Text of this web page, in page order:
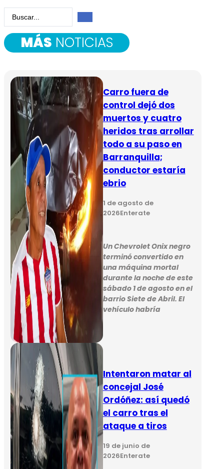
Search
MÁS NOTICIAS
Carro fuera de
control dejó dos
muertos y cuatro
heridos tras arrollar
todo a su paso en
Barranquilla;
conductor estaría
ebrio
1 de agosto de
2026Enterate
Un Chevrolet Onix negro
terminó convertido en
una máquina mortal
durante la noche de este
sábado 1 de agosto en el
barrio Siete de Abril. El
vehículo habría
Intentaron matar al
concejal José
Ordóñez: así quedó
el carro tras el
ataque a tiros
19 de junio de
2026Enterate